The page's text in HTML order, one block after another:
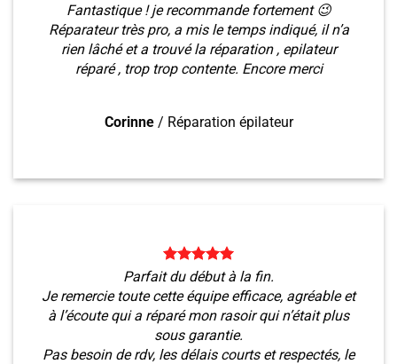
Fantastique ! je recommande fortement 😉
Réparateur très pro, a mis le temps indiqué, il n’a
rien lâché et a trouvé la réparation , epilateur
réparé , trop trop contente. Encore merci
Corinne / Réparation épilateur
Parfait du début à la fin.
Je remercie toute cette équipe efficace, agréable et
à l’écoute qui a réparé mon rasoir qui n’était plus
sous garantie.
Pas besoin de rdv, les délais courts et respectés, le